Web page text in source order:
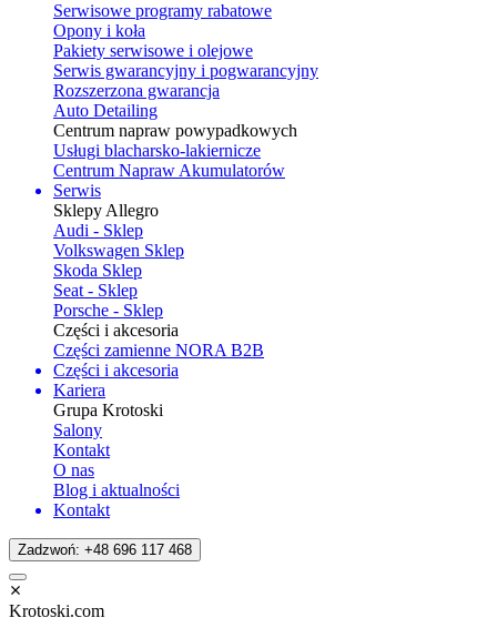
Serwisowe programy rabatowe
Opony i koła
Pakiety serwisowe i olejowe
Serwis gwarancyjny i pogwarancyjny
Rozszerzona gwarancja
Auto Detailing
Centrum napraw powypadkowych
Usługi blacharsko-lakiernicze
Centrum Napraw Akumulatorów
Serwis
Sklepy Allegro
Audi - Sklep
Volkswagen Sklep
Skoda Sklep
Seat - Sklep
Porsche - Sklep
Części i akcesoria
Części zamienne NORA B2B
Części i akcesoria
Kariera
Grupa Krotoski
Salony
Kontakt
O nas
Blog i aktualności
Kontakt
Zadzwoń: +48 696 117 468
Krotoski.com